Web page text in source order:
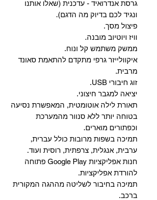
גרסת אנדרואיד - עדכנית (שאלו אותנו
ונגיד לכם בדיוק מה הדגם).
פיצול מסך.
וויז ויוטיוב מובנה.
ממשק משתמש קל ונוח.
איקוולייזר גרפי מתקדם להתאמת סאונד
מרבית.
זוג חיבורי USB.
יציאה למגבר חיצוני.
תאורת לילה אוטומטית, המאפשרת נסיעה
בטוחה יותר ללא סנוור מהמערכת
וכפתורים מוארים.
תמיכה בשפות מרובות כולל עברית,
ערבית, אנגלית, צרפתית, רוסית ועוד.
‏חנות אפליקציות Google Play פתוחה
להורדת אפליקציות.
‏תמיכה בחיבור לשליטה מההגה המקורית
ברכב.